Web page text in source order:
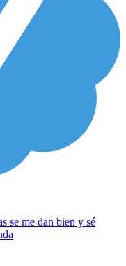
se me dan bien y sé